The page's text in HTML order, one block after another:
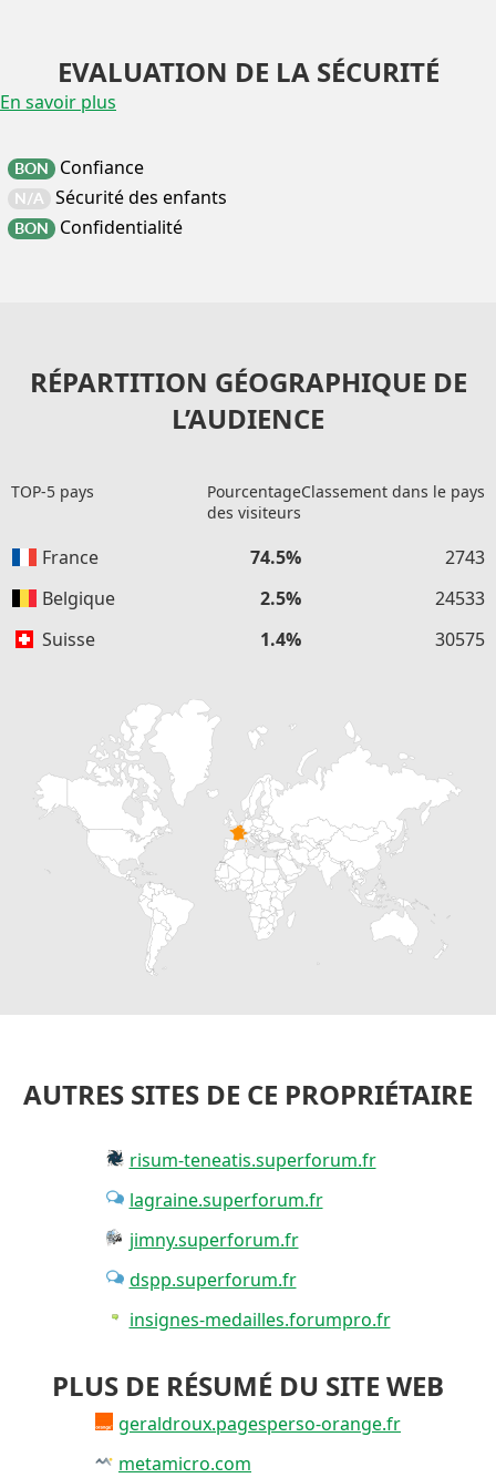
EVALUATION DE LA SÉCURITÉ
En savoir plus
BON Confiance
N/A Sécurité des enfants
BON Confidentialité
RÉPARTITION GÉOGRAPHIQUE DE
L’AUDIENCE
TOP-5 pays
Pourcentage
des visiteurs
Classement dans le pays
France 74.5%
2743
Belgique
2.5%
24533
Suisse
1.4% 30575
AUTRES SITES DE CE PROPRIÉTAIRE
risum-teneatis.superforum.fr
lagraine.superforum.fr
jimny.superforum.fr
dspp.superforum.fr
insignes-medailles.forumpro.fr
PLUS DE RÉSUMÉ DU SITE WEB
geraldroux.pagesperso-orange.fr
metamicro.com